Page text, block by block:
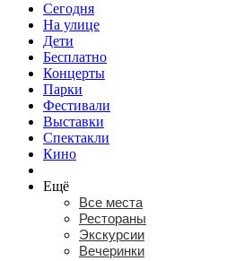
Сегодня
На улице
Дети
Бесплатно
Концерты
Парки
Фестивали
Выставки
Спектакли
Кино
Ещё
Все места
Рестораны
Экскурсии
Вечеринки